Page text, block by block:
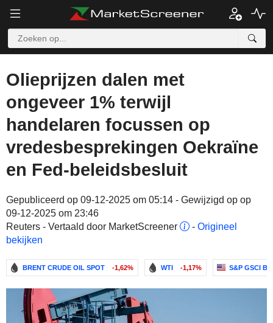
Olieprijzen dalen met
ongeveer 1% terwijl
handelaren focussen op
vredesbesprekingen Oekraïne
en Fed-beleidsbesluit
Gepubliceerd op 09-12-2025 om 05:14 - Gewijzigd op op
09-12-2025 om 23:46
Reuters - Vertaald door MarketScreener
- Origineel
bekijken
BRENT CRUDE OIL SPOT -1,62% WTI -1,17% S&P GSCI